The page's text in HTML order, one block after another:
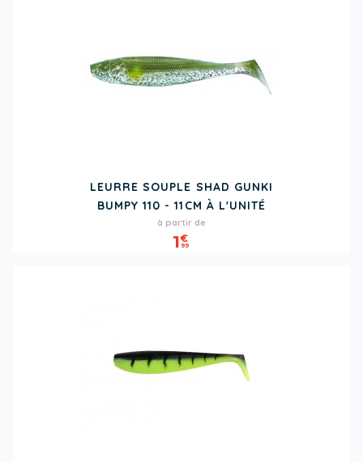
LEURRE SOUPLE SHAD GUNKI
BUMPY 110 - 11CM À L'UNITÉ
Prix
à partir de
1€
99